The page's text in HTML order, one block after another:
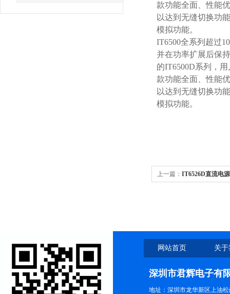
款功能全面、性能
以达到无缝切换功
模拟功能。
IT6500全系列超过
并在功率扩展后保
的IT6500D系列，
款功能全面、性能
以达到无缝切换功
模拟功能。
上一篇： IT6526D直流电
网站首页 关
深圳市君辉电子有
地址：深圳市龙华新区上油松